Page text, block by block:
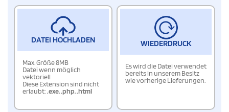
DATEI HOCHLADEN
Max. Größe 8MB
Datei wenn möglich
vektoriell
Diese Extension sind nicht
erlaubt:.exe,.php,.html
WIEDERDRUCK
Es wird die Datei verwendet
bereits in unserem Besitz
wie vorherige Lieferungen.